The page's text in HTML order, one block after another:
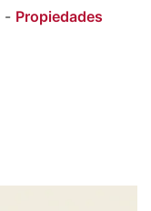
- Propiedades